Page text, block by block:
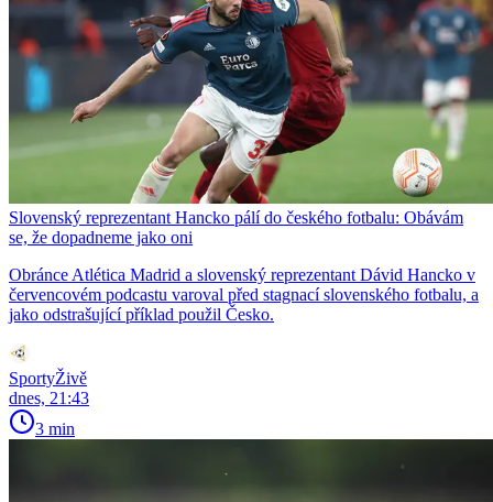
Slovenský reprezentant Hancko pálí do českého fotbalu: Obávám
se, že dopadneme jako oni
Obránce Atlética Madrid a slovenský reprezentant Dávid Hancko v
červencovém podcastu varoval před stagnací slovenského fotbalu, a
jako odstrašující příklad použil Česko.
SportyŽivě
dnes, 21:43
3 min